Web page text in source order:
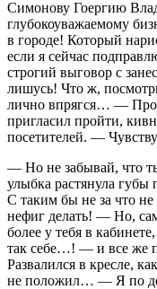
Симонову Гоергию
глубокоуважаемому
в городе! Который
если я сейчас
строгий выговор с
лишусь! Что ж,
лично впрягся… —
пригласил пройти,
посетителей. —
— Но не забывай, что
улыбка растянула
С таким бы не за что
нефиг делать! — Но,
более у тебя в
так себе…! — и все же
Развалился в кресле,
не положил… — Я по